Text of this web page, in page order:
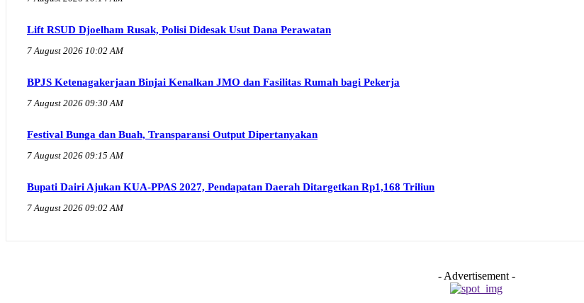
Lift RSUD Djoelham Rusak, Polisi Didesak Usut Dana Perawatan
7 August 2026 10:02 AM
BPJS Ketenagakerjaan Binjai Kenalkan JMO dan Fasilitas Rumah bagi Pekerja
7 August 2026 09:30 AM
Festival Bunga dan Buah, Transparansi Output Dipertanyakan
7 August 2026 09:15 AM
Bupati Dairi Ajukan KUA-PPAS 2027, Pendapatan Daerah Ditargetkan Rp1,168 Triliun
7 August 2026 09:02 AM
- Advertisement -